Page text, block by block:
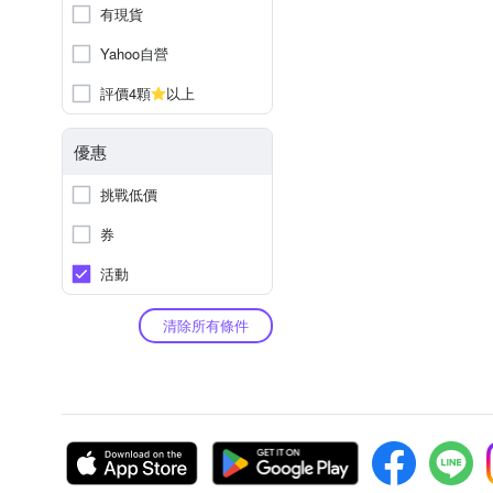
有現貨
Yahoo自營
評價4顆
以上
優惠
挑戰低價
券
活動
清除所有條件